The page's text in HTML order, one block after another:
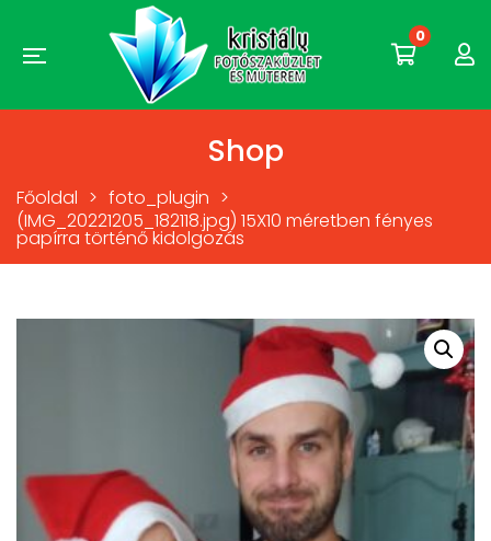
0
Shop
Főoldal > foto_plugin >
(IMG_20221205_182118.jpg) 15X10 méretben fényes
papírra történő kidolgozás